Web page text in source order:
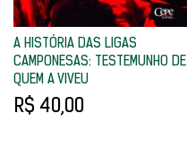
A HISTÓRIA DAS LIGAS
CAMPONESAS: TESTEMUNHO DE
QUEM A VIVEU
R$ 40,00